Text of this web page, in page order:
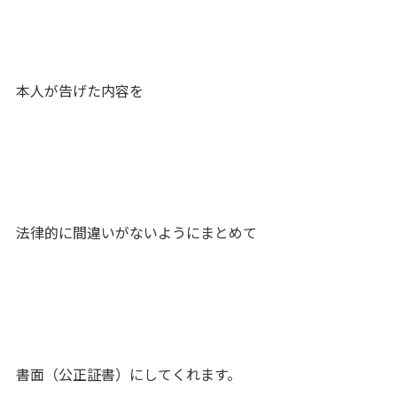
本人が告げた内容を
法律的に間違いがないようにまとめて
書面（公正証書）にしてくれます。